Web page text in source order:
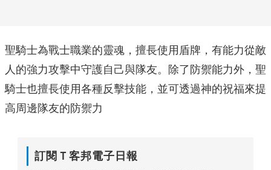
聖騎士為戰士職業的靈魂，擅長使用盾牌，有能力從敵
人的強力攻擊中守護自己與隊友。除了防禦能力外，聖
騎士也擅長使用各種反擊技能，並可透過神的祝福來提
高周邊隊友的防禦力
訂閱Ｔ客邦電子日報